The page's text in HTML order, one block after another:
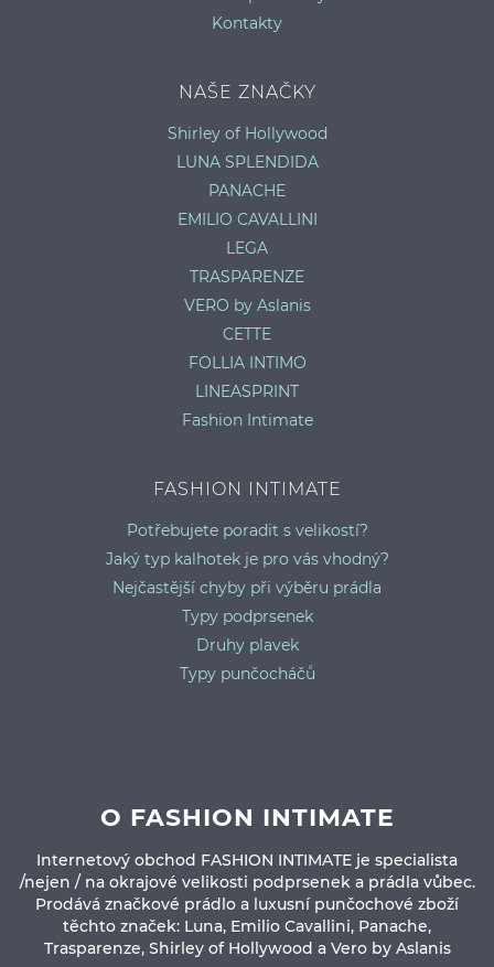
Kontakty
NAŠE ZNAČKY
Shirley of Hollywood
LUNA SPLENDIDA
PANACHE
EMILIO CAVALLINI
LEGA
TRASPARENZE
VERO by Aslanis
CETTE
FOLLIA INTIMO
LINEASPRINT
Fashion Intimate
FASHION INTIMATE
Potřebujete poradit s velikostí?
Jaký typ kalhotek je pro vás vhodný?
Nejčastější chyby při výběru prádla
Typy podprsenek
Druhy plavek
Typy punčocháčů
O FASHION INTIMATE
Internetový obchod FASHION INTIMATE je specialista
/nejen / na okrajové velikosti podprsenek a prádla vůbec.
Prodává značkové prádlo a luxusní punčochové zboží
těchto značek: Luna, Emilio Cavallini, Panache,
Trasparenze, Shirley of Hollywood a Vero by Aslanis